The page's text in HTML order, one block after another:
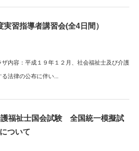
実習指導者講習会(全4日間）
内容：平成１９年１２月、社会福祉士及び介護
法律の公布に伴い...
福祉士国会試験 全国統一模擬試
ついて